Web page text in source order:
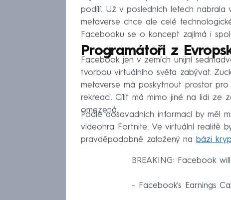
podílí. Už v posledních letech nabrala
metaverse chce ale celé
Facebooku se o koncept zajímá i
Programátoři z
Facebook jen v zemích unijní
tvorbou virtuálního světa zabývat.
metaverse má poskytnout prostor pro
rekreaci. Cílit má mimo jiné na lidi ze
omezená.
Podle dosavadních informací by měl
videohra Fortnite. Ve virtuální realitě
pravděpodobně založený na bázi
BREAKING: Facebook
- Facebook's Earnings